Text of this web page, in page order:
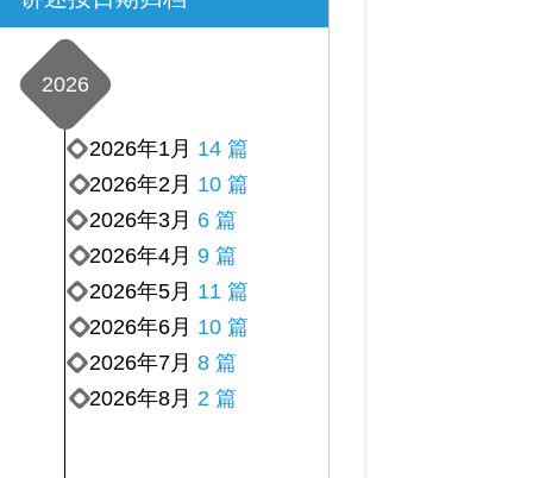
2026
2026年8月 2 篇
2026年7月 8 篇
2026年6月 10 篇
2026年5月 11 篇
2026年4月 9 篇
2026年3月 6 篇
2026年2月 10 篇
2026年1月 14 篇